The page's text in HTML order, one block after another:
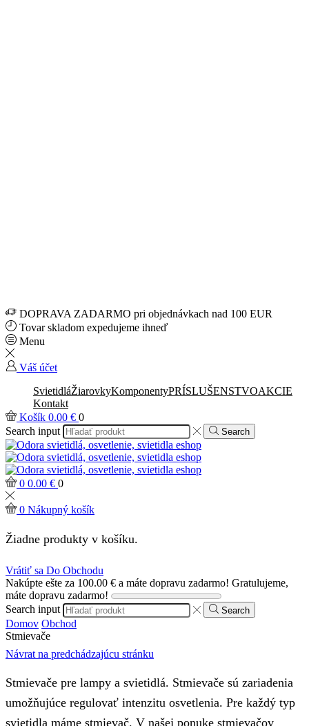
DOPRAVA ZADARMO pri objednávkach nad 100 EUR
Tovar skladom expedujeme ihneď
Menu
Váš účet
SvietidláŽiarovkyKomponentyPRÍSLUŠENSTVOAKCIE
Kontakt
Košík 0.00 € 0
Search input
Search
0 0.00 € 0
0 Nákupný košík
Žiadne produkty v košíku.
Vrátiť sa Do Obchodu
Nakúpte ešte za 100.00 € a máte dopravu zadarmo! Gratulujeme,
máte dopravu zadarmo!
Search input
Search
Domov Obchod
Stmievače
Návrat na predchádzajúcu stránku
Stmievače pre lampy a svietidlá. Stmievače sú zariadenia
umožňujúce regulovať intenzitu osvetlenia. Pre každý typ
svietidla máme stmievač. V našej ponuke stmievačov